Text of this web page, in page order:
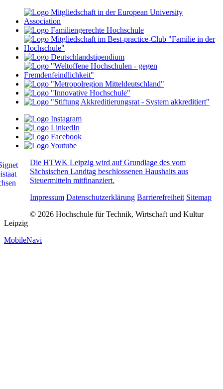
Die HTWK Leipzig wird auf Grundlage des vom
Sächsischen Landtag beschlossenen Haushalts aus
Steuermitteln mitfinanziert.
Impressum Datenschutzerklärung Barrierefreiheit Sitemap
© 2026 Hochschule für Technik, Wirtschaft und Kultur
Leipzig
MobileNavi